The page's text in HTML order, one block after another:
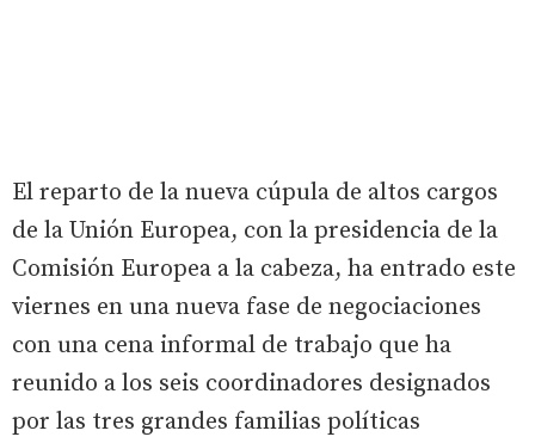
El reparto de la nueva cúpula de altos cargos
de la Unión Europea, con la presidencia de la
Comisión Europea a la cabeza, ha entrado este
viernes en una nueva fase de negociaciones
con una cena informal de trabajo que ha
reunido a los seis coordinadores designados
por las tres grandes familias políticas